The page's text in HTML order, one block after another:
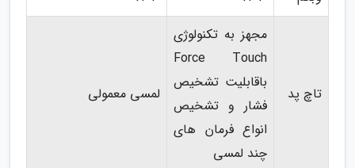
تاچ پد
مجهز به تکنولوژی
Force Touch
باقابلیت تشخیص
فشار و تشخیص
انواع فرمان های
چند لمسی
لمسی معمولی